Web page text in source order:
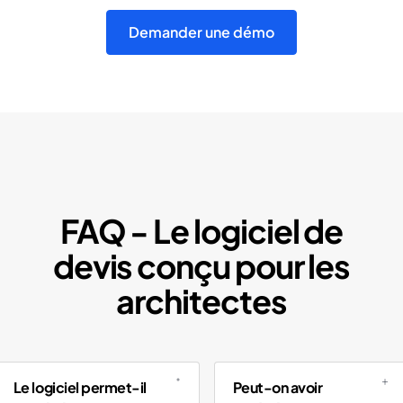
Demander une démo
FAQ - Le logiciel de
devis conçu pour les
architectes
Le logiciel permet-il
Peut-on avoir